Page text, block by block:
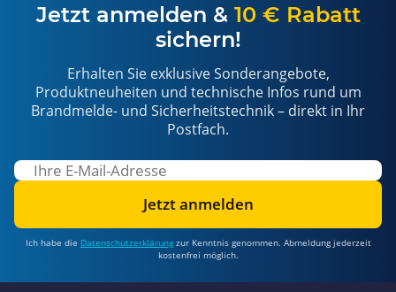
Jetzt anmelden & 10 € Rabatt
sichern!
Erhalten Sie exklusive Sonderangebote,
Produktneuheiten und technische Infos rund um
Brandmelde- und Sicherheitstechnik – direkt in Ihr
Postfach.
Jetzt anmelden
Ich habe die Datenschutzerklärungzur Kenntnis genommen. Abmeldung jederzeit
kostenfrei möglich.